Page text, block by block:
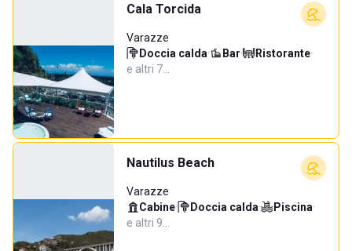
Cala Torcida
Varazze
Doccia calda· Bar· Ristorante·
e altri 7…
Nautilus Beach
Varazze
Cabine· Doccia calda· Piscina·
e altri 9…